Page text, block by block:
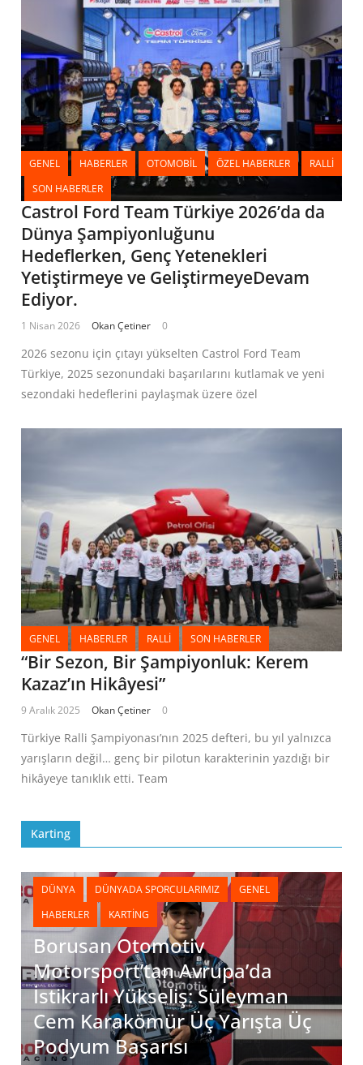
GENEL HABERLER OTOMOBIL ÖZEL HABERLER
RALLI
SON HABERLER
Castrol Ford Team Türkiye 2026’da da
Dünya Şampiyonluğunu
Hedeflerken, Genç Yetenekleri
Yetiştirmeye ve GeliştirmeyeDevam
Ediyor.
1 Nisan 2026 Okan Çetiner 0
2026 sezonu için çıtayı yükselten Castrol Ford Team
Türkiye, 2025 sezonundaki başarılarını kutlamak ve yeni
sezondaki hedeflerini paylaşmak üzere özel
GENEL HABERLER RALLI SON HABERLER
“Bir Sezon, Bir Şampiyonluk: Kerem
Kazaz’ın Hikâyesi”
9 Aralık 2025 Okan Çetiner 0
Türkiye Ralli Şampiyonası’nın 2025 defteri, bu yıl yalnızca
yarışların değil… genç bir pilotun karakterinin yazdığı bir
hikâyeye tanıklık etti. Team
Karting
DÜNYA DÜNYADA SPORCULARIMIZ
GENEL
HABERLER
KARTING
Borusan Otomotiv
Motorsport’tan Avrupa’da
İstikrarlı Yükseliş: Süleyman
Cem Karakömür Üç Yarışta Üç
Podyum Başarısı